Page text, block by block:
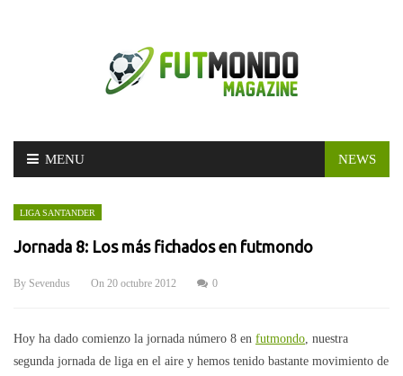
Skip
MENU NEWS
LIGA SANTANDER
Jornada 8: Los más fichados en futmondo
By Sevendus On 20 octubre 2012 0
Hoy ha dado comienzo la jornada número 8 en futmondo, nuestra
segunda jornada de liga en el aire y hemos tenido bastante movimiento de